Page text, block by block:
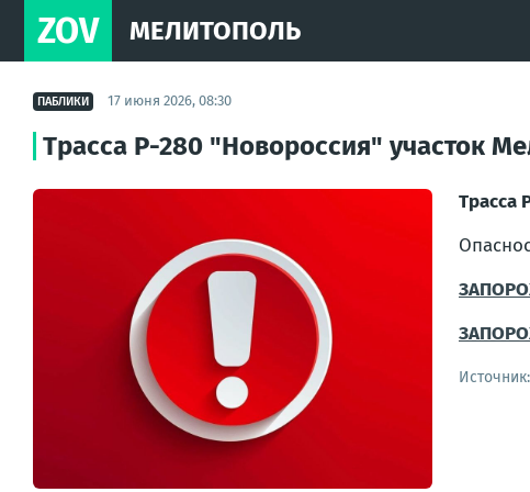
ZOV МЕЛИТОПОЛЬ
ПАБЛИКИ 17 июня 2026, 08:30
Трасса Р-280 "Новороссия" участок
Трасса
Источник: